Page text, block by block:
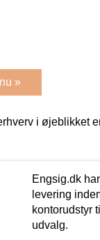
»
i øjeblikket
Engsig.dk
levering
kontorudstyr
udvalg.